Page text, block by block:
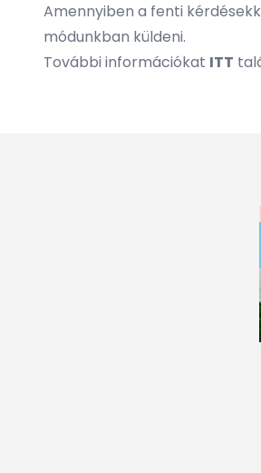
Amennyiben a fenti
módunkban küldeni.
További információkat ITT